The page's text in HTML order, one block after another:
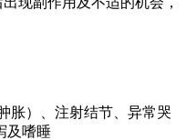
胀）、注射结节、异常哭
及嗜睡